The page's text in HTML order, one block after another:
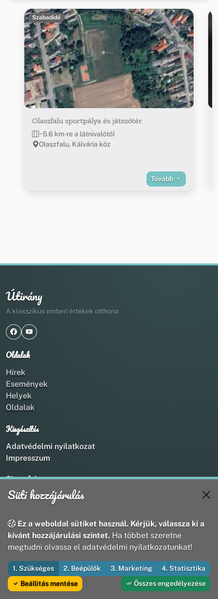
Szabadidő
Olaszfalu sportpálya és játszótér
~5.6 km-re a látnivalótól
Olaszfalu, Kálvária köz
Tovább
Útirány
A klasszikus emberi értékek otthona
Oldalak
Hírek
Események
Helyek
Oldalak
Kiegészítés
Adatvédelmi nyilatkozat
Impresszum
Kapcsolat
+36 20 211 1888
webmaster@utirany.hu
8419 Csesznek, Vasút u.18.
© 2026 Útirány Webmédia Bt. — Minden jog fenntartva
Fejleszti és üzemelteti az Útirány
Süti hozzájárulás
Ez a weboldal sütiket használ. Kérjük, válassza ki a
kívánt hozzájárulási szintet. Ha többet szeretne
megtudni olvassa el adatvédelmi nyilatkozatunkat!
1. Szükséges 2. Beépülők 3. Marketing
4. Statisztika
Beállítás mentése
Összes engedélyezése